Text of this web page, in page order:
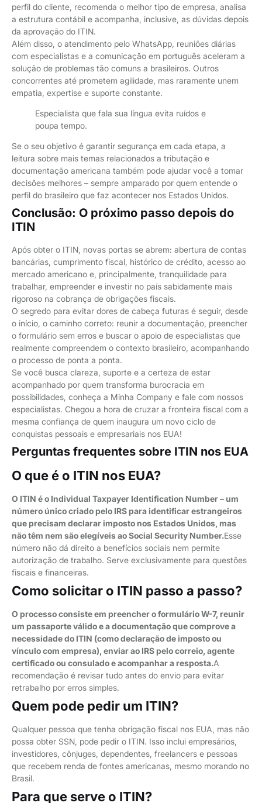
perfil do cliente, recomenda o melhor tipo de empresa, analisa
a estrutura contábil e acompanha, inclusive, as dúvidas depois
da aprovação do ITIN.
Além disso, o atendimento pelo WhatsApp, reuniões diárias
com especialistas e a comunicação em português aceleram a
solução de problemas tão comuns a brasileiros. Outros
concorrentes até prometem agilidade, mas raramente unem
empatia, expertise e suporte constante.
Especialista que fala sua língua evita ruídos e
poupa tempo.
Se o seu objetivo é garantir segurança em cada etapa, a
leitura sobre mais temas relacionados a tributação e
documentação americana também pode ajudar você a tomar
decisões melhores – sempre amparado por quem entende o
perfil do brasileiro que faz acontecer nos Estados Unidos.
Conclusão: O próximo passo depois do
ITIN
Após obter o ITIN, novas portas se abrem: abertura de contas
bancárias, cumprimento fiscal, histórico de crédito, acesso ao
mercado americano e, principalmente, tranquilidade para
trabalhar, empreender e investir no país sabidamente mais
rigoroso na cobrança de obrigações fiscais.
O segredo para evitar dores de cabeça futuras é seguir, desde
o início, o caminho correto: reunir a documentação, preencher
o formulário sem erros e buscar o apoio de especialistas que
realmente compreendem o contexto brasileiro, acompanhando
o processo de ponta a ponta.
Se você busca clareza, suporte e a certeza de estar
acompanhado por quem transforma burocracia em
possibilidades, conheça a Minha Company e fale com nossos
especialistas. Chegou a hora de cruzar a fronteira fiscal com a
mesma confiança de quem inaugura um novo ciclo de
conquistas pessoais e empresariais nos EUA!
Perguntas frequentes sobre ITIN nos EUA
O que é o ITIN nos EUA?
O ITIN é o Individual Taxpayer Identification Number – um
número único criado pelo IRS para identificar estrangeiros
que precisam declarar imposto nos Estados Unidos, mas
não têm nem são elegíveis ao Social Security Number.Esse
número não dá direito a benefícios sociais nem permite
autorização de trabalho. Serve exclusivamente para questões
fiscais e financeiras.
Como solicitar o ITIN passo a passo?
O processo consiste em preencher o formulário W-7, reunir
um passaporte válido e a documentação que comprove a
necessidade do ITIN (como declaração de imposto ou
vínculo com empresa), enviar ao IRS pelo correio, agente
certificado ou consulado e acompanhar a resposta.A
recomendação é revisar tudo antes do envio para evitar
retrabalho por erros simples.
Quem pode pedir um ITIN?
Qualquer pessoa que tenha obrigação fiscal nos EUA, mas não
possa obter SSN, pode pedir o ITIN. Isso inclui empresários,
investidores, cônjuges, dependentes, freelancers e pessoas
que recebem renda de fontes americanas, mesmo morando no
Brasil.
Para que serve o ITIN?